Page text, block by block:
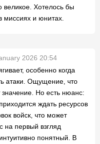
великое. Хотелось бы
миссиях и юнитах.
2026 20:54
особенно когда
атаки. Ощущение, что
Но есть нюанс:
ждать ресурсов
войск, что может
на первый взгляд
понятный. В